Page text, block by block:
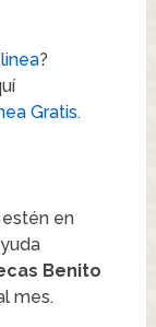
?
Gratis.
en
Benito
mes.